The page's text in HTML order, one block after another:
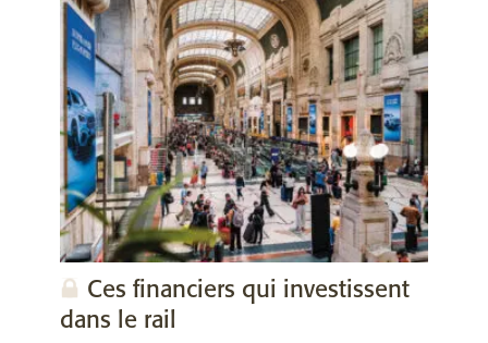
Ces financiers qui investissent
dans le rail